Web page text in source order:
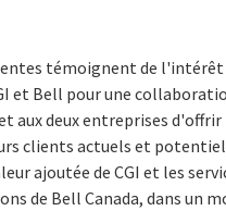
témoignent de l'intérêt
et Bell pour une
aux deux entreprises d'offrir
clients actuels et
ajoutée de CGI et les
de Bell Canada, dans un